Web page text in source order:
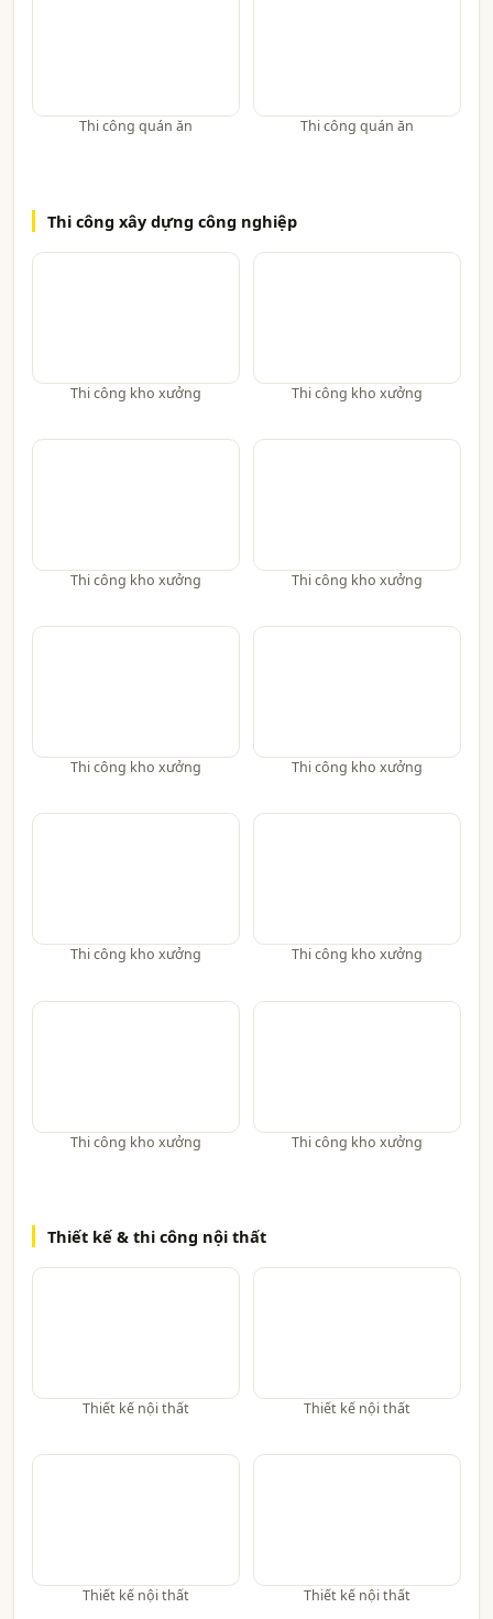
Thi công quán ăn Thi công quán ăn
Thi công xây dựng công nghiệp
Thi công kho xưởng Thi công kho xưởng
Thi công kho xưởng Thi công kho xưởng
Thi công kho xưởng Thi công kho xưởng
Thi công kho xưởng Thi công kho xưởng
Thi công kho xưởng Thi công kho xưởng
Thiết kế & thi công nội thất
Thiết kế nội thất Thiết kế nội thất
Thiết kế nội thất Thiết kế nội thất